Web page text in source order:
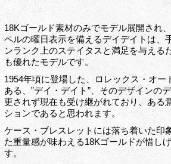
18Kゴールド素材のみでモデル展開され
ペルの曜日表示を備えるデイデイトは、
ンランク上のステイタスと満足を与える
も優れたモデルです。
1954年頃に登場した、ロレックス・オー
ある、”デイ・デイト”、そのデザインの
更されず現在も受け継がれており、ある
ションであると思われます。
ケース・ブレスレットには落ち着いた印
た重量感が味わえる18Kゴールドが惜し
す。